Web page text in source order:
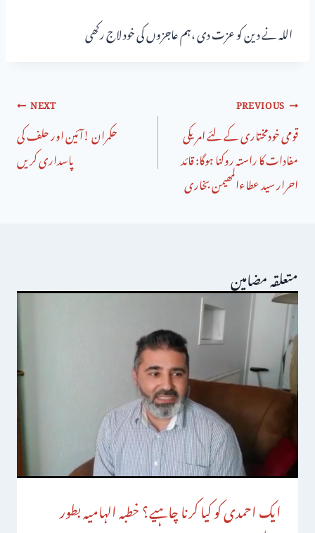
اللہ نے دین کو عزت دی ،ہم عاجزوں کی خود لاج رکھی
PREVIOUS
قومی خودمختاری کے لئے امریکی
مفادات کا راستہ روکنا ہوگا: قائد
احرار سید عطاءالمھیمن بخاری
NEXT
حکمران !آئین اور حلف کی
پاسداری کریں
متعلقہ مضامین
ایک احمدی کو کیا کرنا چاہیے؟ خطبہ الہامیہ بطور